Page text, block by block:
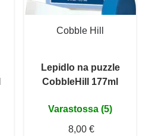
Cobble Hill
Lepidlo na puzzle
CobbleHill 177ml
Varastossa (5)
8,00 €